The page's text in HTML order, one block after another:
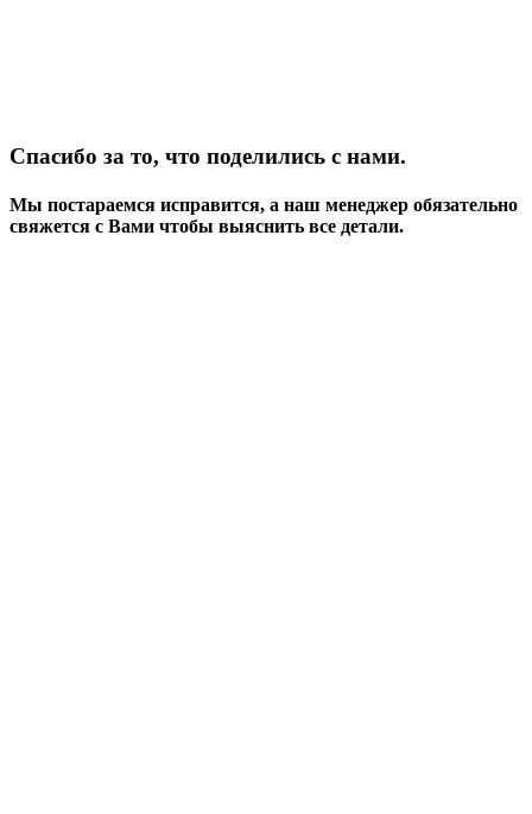
Спасибо за то, что поделились с нами.
Мы постараемся исправится, а наш менеджер обязательно
свяжется с Вами чтобы выяснить все детали.